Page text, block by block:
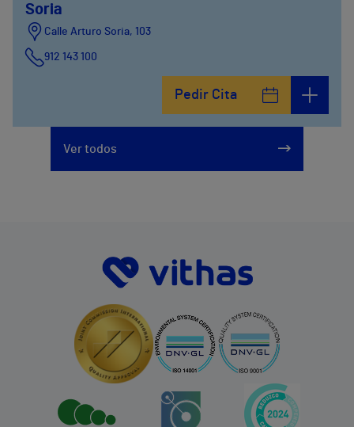
Soria
Calle Arturo Soria, 103
912 143 100
Pedir Cita
Ver todos